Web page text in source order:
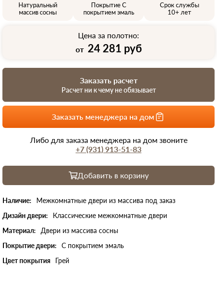
Натуральный
массив сосны
Покрытие С
покрытием эмаль
Срок службы
10+ лет
Цена за полотно:
от 24 281 руб
Добавить в корзину
Наличие:
Межкомнатные двери из массива под заказ
Дизайн двери:
Классические межкомнатные двери
Материал:
Двери из массива сосны
Покрытие двери:
С покрытием эмаль
Цвет покрытия
Грей
Заказать расчет
Расчет ни к чему не обязывает
Заказать менеджера на дом
Либо для заказа менеджера на дом звоните
+7 (931) 913-51-83